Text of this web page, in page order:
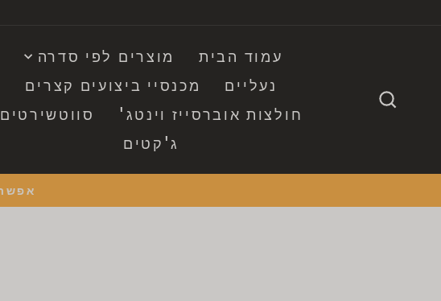
עמוד הבית
מוצרים לפי סדרה
נעליים
מכנסיי ביצועים קצרים
חולצות אוברסייז וינטג'
סווטשירטים
ג'קטים